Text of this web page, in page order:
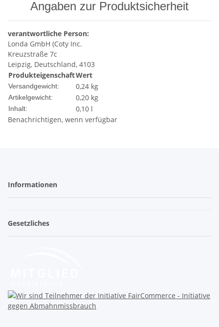
Angaben zur Produktsicherheit
verantwortliche Person:
Londa GmbH (Coty Inc.
Kreuzstraße 7c
Leipzig, Deutschland, 4103
ProdukteigenschaftWert
Versandgewicht: 0,24 kg
Artikelgewicht: 0,20 kg
Inhalt:
0,10 l
Benachrichtigen, wenn verfügbar
Informationen
Gesetzliches